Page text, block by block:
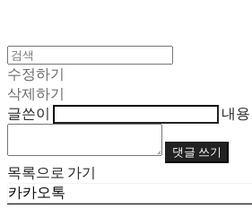
수정하기
삭제하기
글쓴이
내용
댓글 쓰기
목록으로 가기
카카오톡